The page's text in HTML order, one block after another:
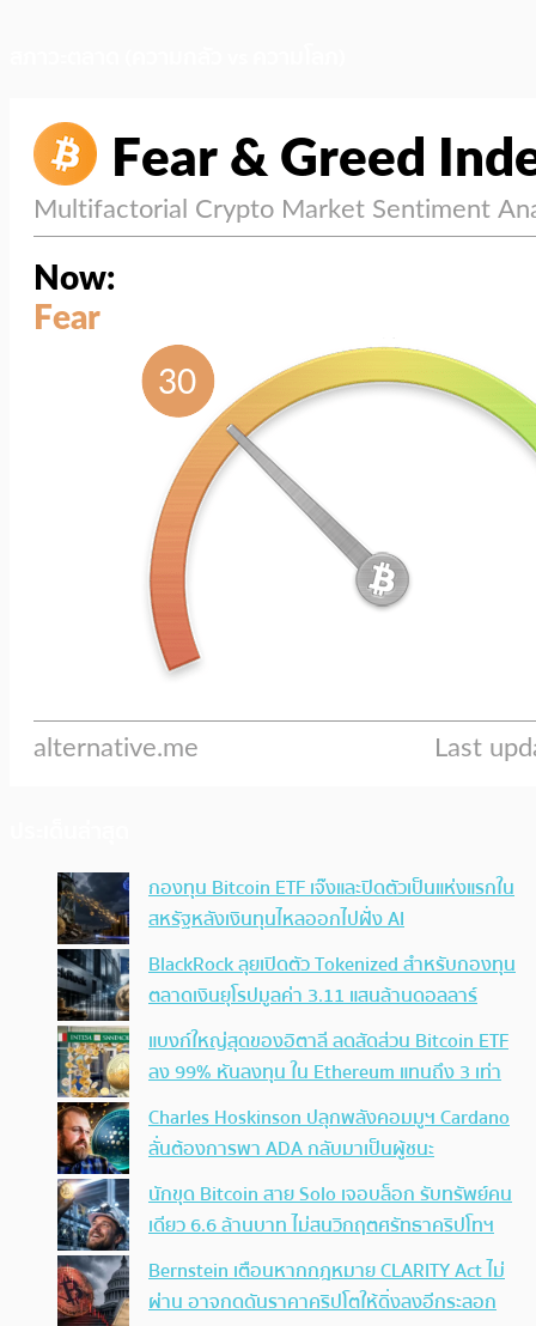
กองทุน Bitcoin ETF เจ๊งและปิดตัวเป็นแห่งแรกใน
สหรัฐหลังเงินทุนไหลออกไปฝั่ง AI
BlackRock ลุยเปิดตัว Tokenized สำหรับกองทุน
ตลาดเงินยุโรปมูลค่า 3.11 แสนล้านดอลลาร์
แบงก์ใหญ่สุดของอิตาลี ลดสัดส่วน Bitcoin ETF
ลง 99% หันลงทุน ใน Ethereum แทนถึง 3 เท่า
Charles Hoskinson ปลุกพลังคอมมูฯ Cardano
ลั่นต้องการพา ADA กลับมาเป็นผู้ชนะ
นักขุด Bitcoin สาย Solo เจอบล็อก รับทรัพย์คน
เดียว 6.6 ล้านบาท ไม่สนวิกฤตศรัทธาคริปโทฯ
Bernstein เตือนหากกฎหมาย CLARITY Act ไม่
ผ่าน อาจกดดันราคาคริปโตให้ดิ่งลงอีกระลอก